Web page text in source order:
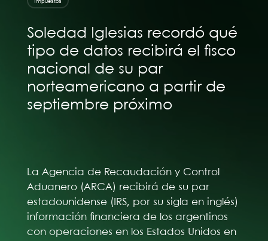
Soledad Iglesias recordó qué
tipo de datos recibirá el fisco
nacional de su par
norteamericano a partir de
septiembre próximo
La Agencia de Recaudación y Control
Aduanero (ARCA) recibirá de su par
estadounidense (IRS, por su sigla en inglés)
información financiera de los argentinos
con operaciones en los Estados Unidos en